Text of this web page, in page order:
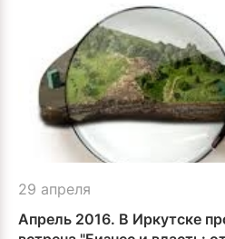
29 апреля
Апрель 2016. В Иркутске